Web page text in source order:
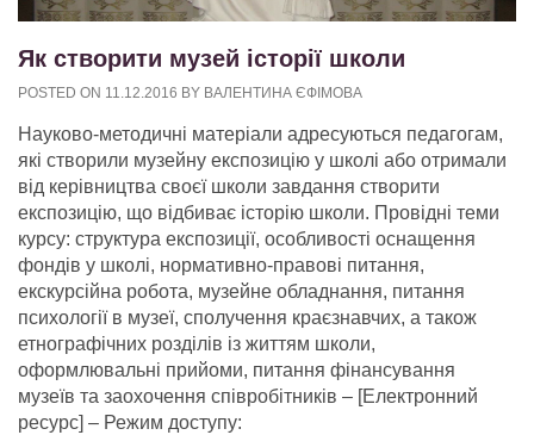
Як створити музей історії школи
POSTED ON 11.12.2016 BY ВАЛЕНТИНА ЄФІМОВА
Науково-методичні матеріали адресуються педагогам,
які створили музейну експозицію у школі або отримали
від керівництва своєї школи завдання створити
експозицію, що відбиває історію школи. Провідні теми
курсу: структура експозиції, особливості оснащення
фондів у школі, нормативно-правові питання,
екскурсійна робота, музейне обладнання, питання
психології в музеї, сполучення краєзнавчих, а також
етнографічних розділів із життям школи,
оформлювальні прийоми, питання фінансування
музеїв та заохочення співробітників – [Електронний
ресурс] – Режим доступу: